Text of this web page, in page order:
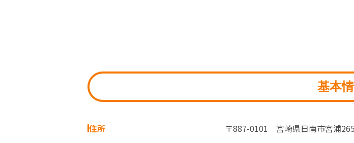
基本
住所 〒887-0101 宮崎県日南市宮浦